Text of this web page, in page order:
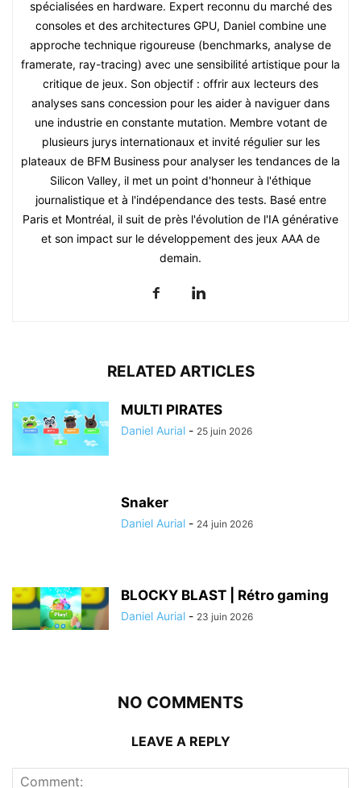
spécialisées en hardware. Expert reconnu du marché des
consoles et des architectures GPU, Daniel combine une
approche technique rigoureuse (benchmarks, analyse de
framerate, ray-tracing) avec une sensibilité artistique pour la
critique de jeux. Son objectif : offrir aux lecteurs des
analyses sans concession pour les aider à naviguer dans
une industrie en constante mutation. Membre votant de
plusieurs jurys internationaux et invité régulier sur les
plateaux de BFM Business pour analyser les tendances de la
Silicon Valley, il met un point d'honneur à l'éthique
journalistique et à l'indépendance des tests. Basé entre
Paris et Montréal, il suit de près l'évolution de l'IA générative
et son impact sur le développement des jeux AAA de
demain.
RELATED ARTICLES
MULTI PIRATES
Daniel Aurial - 25 juin 2026
Snaker
Daniel Aurial - 24 juin 2026
BLOCKY BLAST | Rétro gaming
Daniel Aurial - 23 juin 2026
NO COMMENTS
LEAVE A REPLY